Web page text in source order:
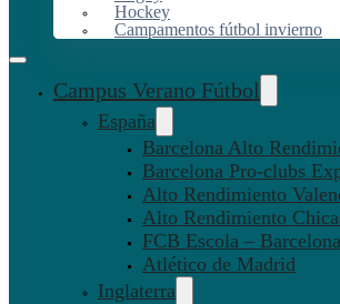
Hockey
Campamentos fútbol invierno
Campus Verano Fútbol
España
Barcelona Alto
Barcelona Pro-clubs
Alto Rendimiento
Alto Rendimiento
FCB Escola – Barcelona
Atlético de Madrid
Inglaterra